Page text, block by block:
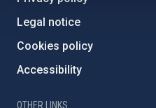
Legal notice
Cookies policy
Accessibility
OTHER LINKS